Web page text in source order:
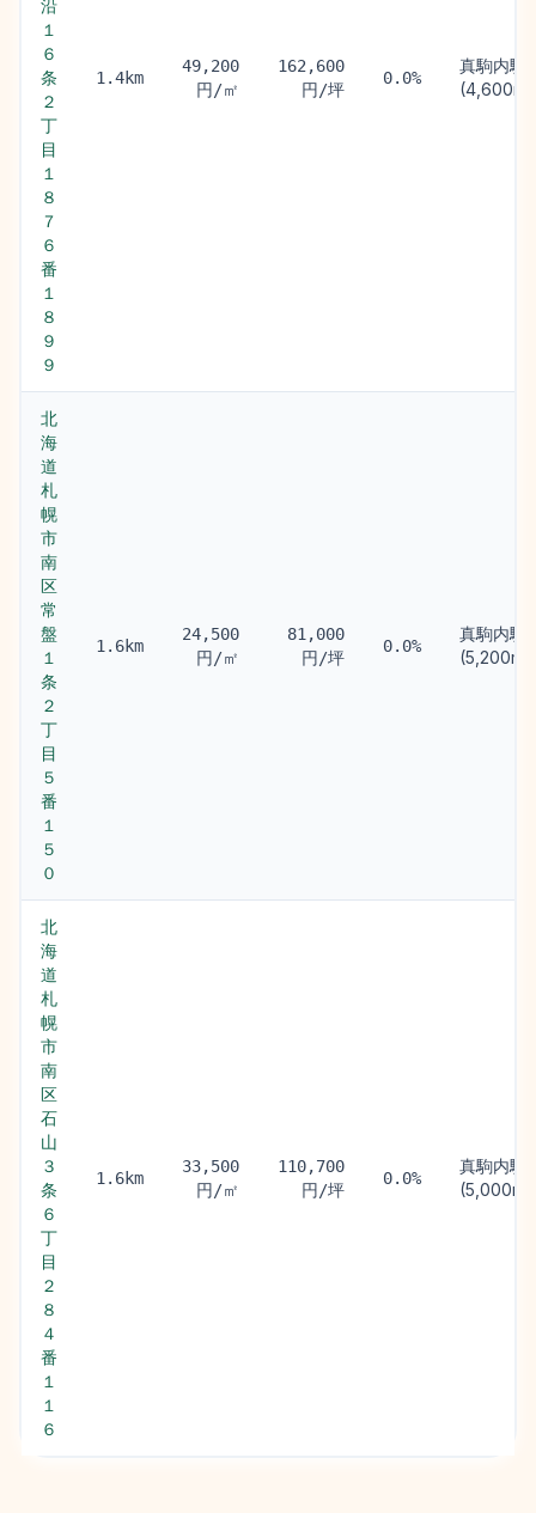
沿
１
６
条
２
丁
目
１
８
７
６
番
１
８
９
９
1.4km
49,200
円/㎡
162,600
円/坪
0.0%
真駒内駅
(4,600m)
北
海
道
札
幌
市
南
区
常
盤
１
条
２
丁
目
５
番
１
５
０
1.6km
24,500
円/㎡
81,000
円/坪
0.0%
真駒内駅
(5,200m)
北
海
道
札
幌
市
南
区
石
山
３
条
６
丁
目
２
８
４
番
１
１
６
1.6km
33,500
円/㎡
110,700
円/坪
0.0%
真駒内駅
(5,000m)